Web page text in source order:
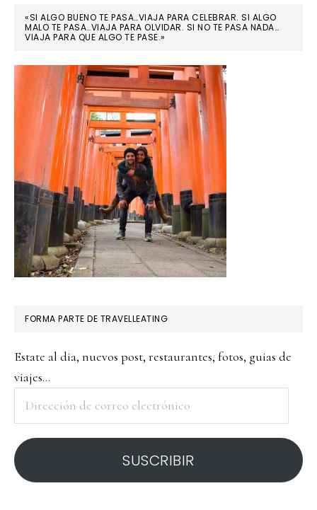
«SI ALGO BUENO TE PASA…VIAJA PARA CELEBRAR. SI ALGO
MALO TE PASA…VIAJA PARA OLVIDAR. SI NO TE PASA NADA…
VIAJA PARA QUE ALGO TE PASE.»
FORMA PARTE DE TRAVELLEATING
Estate al dia, nuevos post, restaurantes, fotos, guias de
viajes...
correo
electrónico
SUSCRIBIR